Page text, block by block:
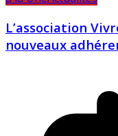
L’association
nouveaux